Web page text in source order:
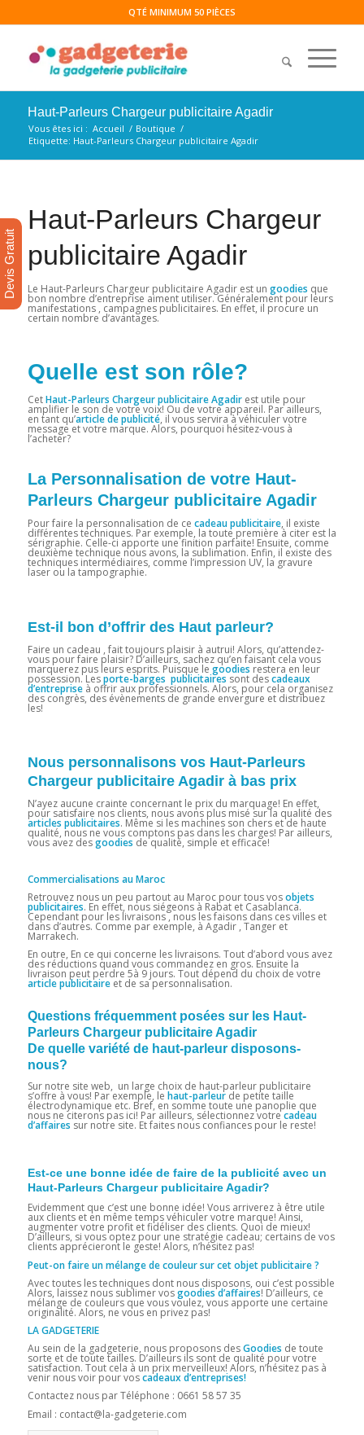
QTÉ MINIMUM 50 PIÈCES
Haut-Parleurs Chargeur publicitaire Agadir
Vous êtes ici : Accueil / Boutique /
Etiquette: Haut-Parleurs Chargeur publicitaire Agadir
Haut-Parleurs Chargeur
publicitaire Agadir
Le Haut-Parleurs Chargeur publicitaire Agadir est un goodies que
bon nombre d’entreprise aiment utiliser. Généralement pour leurs
manifestations , campagnes publicitaires. En effet, il procure un
certain nombre d’avantages.
Quelle est son rôle?
CetHaut-Parleurs Chargeur publicitaire Agadir est utile pour
amplifier le son de votre voix! Ou de votre appareil. Par ailleurs,
en tant qu’article de publicité, il vous servira à véhiculer votre
message et votre marque. Alors, pourquoi hésitez-vous à
l’acheter?
La Personnalisation de votre Haut-
Parleurs Chargeur publicitaire Agadir
Pour faire la personnalisation de ce cadeau publicitaire, il existe
différentes techniques. Par exemple, la toute première à citer est la
sérigraphie. Celle-ci apporte une finition parfaite! Ensuite, comme
deuxième technique nous avons, la sublimation. Enfin, il existe des
techniques intermédiaires, comme l’impression UV, la gravure
laser ou la tampographie.
Est-il bon d’offrir des Haut parleur?
Faire un cadeau , fait toujours plaisir à autrui! Alors, qu’attendez-
vous pour faire plaisir? D’ailleurs, sachez qu’en faisant cela vous
marquerez pus leurs esprits. Puisque le goodies restera en leur
possession. Lesporte-barges publicitaires sont descadeaux
d’entrepriseà offrir aux professionnels. Alors, pour cela organisez
des congrès, des évènements de grande envergure et distribuez
les!
Nous personnalisons vos Haut-Parleurs
Chargeur publicitaire Agadir à bas prix
N’ayez aucune crainte concernant le prix du marquage! En effet,
pour satisfaire nos clients, nous avons plus misé sur la qualité des
articles publicitaires. Même si les machines son chers et de haute
qualité, nous ne vous comptons pas dans les charges! Par ailleurs,
vous avez desgoodies de qualité, simple et efficace!
Commercialisations au Maroc
Retrouvez nous un peu partout au Maroc pour tous vosobjets
publicitaires. En effet, nous siégeons à Rabat et Casablanca.
Cependant pour les livraisons , nous les faisons dans ces villes et
dans d’autres. Comme par exemple, à Agadir , Tanger et
Marrakech.
En outre, En ce qui concerne les livraisons. Tout d’abord vous avez
des réductions quand vous commandez en gros. Ensuite la
livraison peut perdre 5à 9 jours. Tout dépend du choix de votre
article publicitaireet de sa personnalisation.
Questions fréquemment posées sur les Haut-
Parleurs Chargeur publicitaire Agadir
De quelle variété de haut-parleur disposons-
nous?
Sur notre site web, un large choix de haut-parleur publicitaire
s’offre à vous! Par exemple, le haut-parleurde petite taille
électrodynamique etc. Bref, en somme toute une panoplie que
nous ne citerons pas ici! Par ailleurs, sélectionnez votrecadeau
d’affaires sur notre site. Et faites nous confiances pour le reste!
Est-ce une bonne idée de faire de la publicité avec un
Haut-Parleurs Chargeur publicitaire Agadir?
Evidemment que c’est une bonne idée! Vous arriverez à être utile
aux clients et en même temps véhiculer votre marque! Ainsi,
augmenter votre profit et fidéliser des clients. Quoi de mieux!
D’ailleurs, si vous optez pour une stratégie cadeau; certains de vos
clients apprécieront le geste! Alors, n’hésitez pas!
Peut-on faire un mélange de couleur sur cet objet publicitaire ?
Avec toutes les techniques dont nous disposons, oui c’est possible
Alors, laissez nous sublimer vosgoodies d’affaires! D’ailleurs, ce
mélange de couleurs que vous voulez, vous apporte une certaine
originalité. Alors, ne vous en privez pas!
LA GADGETERIE
Au sein de la gadgeterie, nous proposons desGoodies de toute
sorte et de toute tailles. D’ailleurs ils sont de qualité pour votre
satisfaction. Tout cela à un prix merveilleux! Alors, n’hésitez pas à
venir nous voir pour voscadeaux d’entreprises!
Contactez nous par Téléphone : 0661 58 57 35
Email : contact@la-gadgeterie.com
Devis Gratuit